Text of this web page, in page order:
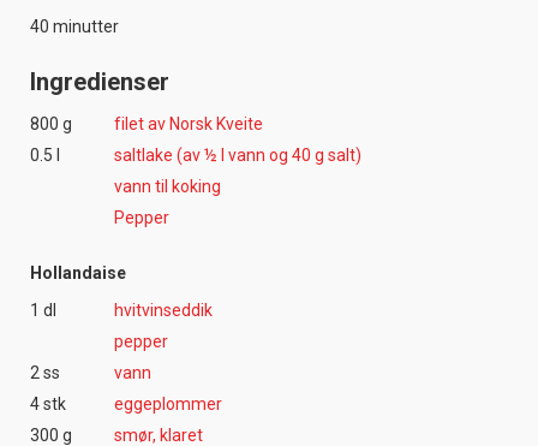
40 minutter
Ingredienser
800 g
filet av Norsk Kveite
0.5 l
saltlake (av ½ l vann og 40 g salt)
vann til koking
Pepper
Hollandaise
1 dl
hvitvinseddik
pepper
2 ss
vann
4 stk
eggeplommer
300 g
smør, klaret